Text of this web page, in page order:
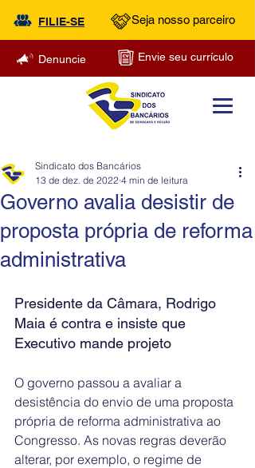
FILIE-SE Seja nosso parceiro
Denuncie Envie seu currículo
Governo avalia desistir de
proposta própria de reforma
administrativa
Sindicato dos Bancários
13 de dez. de 2022 4 min de leitura
Presidente da Câmara, Rodrigo
Maia é contra e insiste que
Executivo mande projeto
O governo passou a avaliar a
desistência do envio de uma proposta
própria de reforma administrativa ao
Congresso. As novas regras deverão
alterar, por exemplo, o regime de